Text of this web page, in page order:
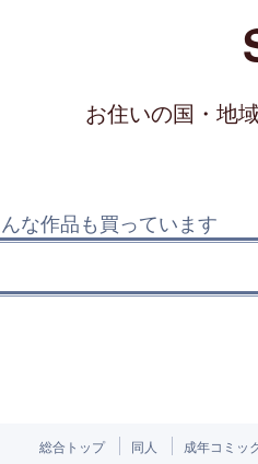
お住いの国・地
な作品も買っています
総合トップ 同人 成年コミッ